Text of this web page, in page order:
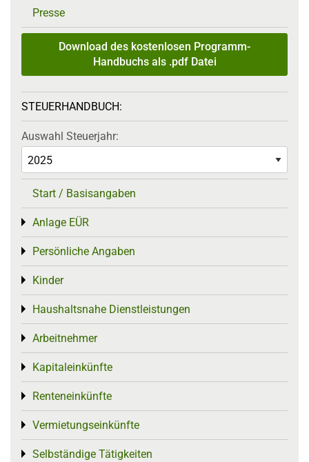
Presse
Download des kostenlosen Programm-
Handbuchs als .pdf Datei
STEUERHANDBUCH:
Auswahl Steuerjahr:
Start / Basisangaben
Anlage EÜR
Toggle menu
Persönliche Angaben
Toggle menu
Kinder
Toggle menu
Haushaltsnahe Dienstleistungen
Toggle menu
Arbeitnehmer
Toggle menu
Kapitaleinkünfte
Toggle menu
Renteneinkünfte
Toggle menu
Vermietungseinkünfte
Toggle menu
Selbständige Tätigkeiten
Toggle menu